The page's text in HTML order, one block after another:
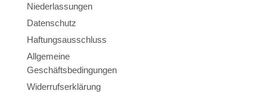
Niederlassungen
Datenschutz
Haftungsausschluss
Allgemeine
Geschäftsbedingungen
Widerrufserklärung